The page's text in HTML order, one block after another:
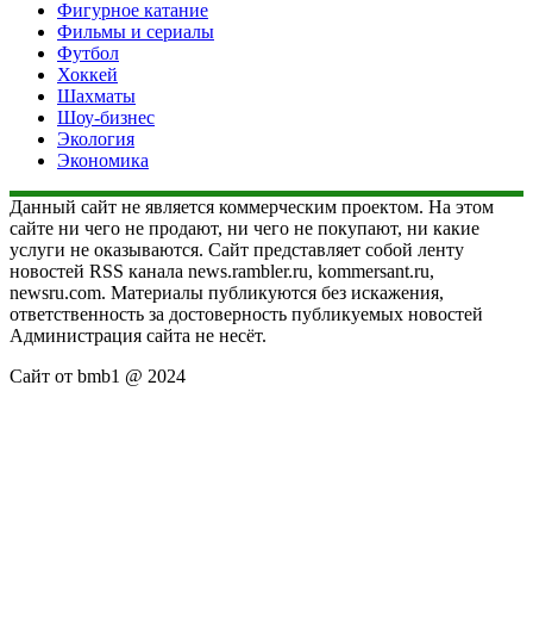
Фигурное катание
Фильмы и сериалы
Футбол
Хоккей
Шахматы
Шоу-бизнес
Экология
Экономика
Данный сайт не является коммерческим проектом. На этом
сайте ни чего не продают, ни чего не покупают, ни какие
услуги не оказываются. Сайт представляет собой ленту
новостей RSS канала news.rambler.ru, kommersant.ru,
newsru.com. Материалы публикуются без искажения,
ответственность за достоверность публикуемых новостей
Администрация сайта не несёт.
Сайт от bmb1 @ 2024